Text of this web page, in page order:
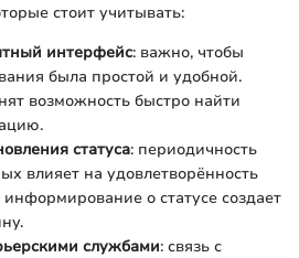
стоит учитывать:
интерфейс: важно, чтобы
была простой и удобной.
возможность быстро найти
статуса: периодичность
влияет на удовлетворённость
информирование о статусе создает
службами: связь с